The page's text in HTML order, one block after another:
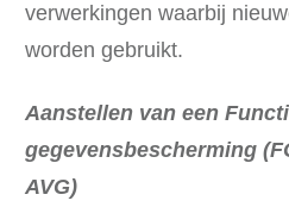
verwerkingen waarbij
worden gebruikt.
Aanstellen van een
gegevensbescherming
AVG)